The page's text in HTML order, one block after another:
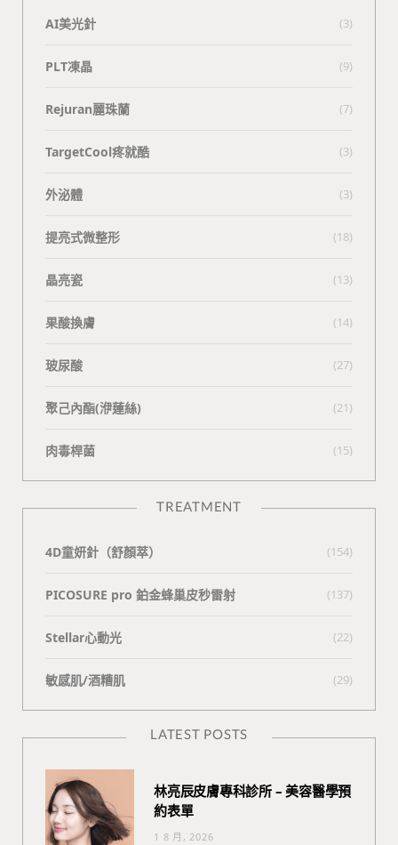
AI美光針 (3)
PLT凍晶 (9)
Rejuran麗珠蘭 (7)
TargetCool疼就酷 (3)
外泌體 (3)
提亮式微整形 (18)
晶亮瓷 (13)
果酸換膚 (14)
玻尿酸 (27)
聚己內酯(洢蓮絲) (21)
肉毒桿菌 (15)
TREATMENT
4D童妍針（舒顏萃） (154)
PICOSURE pro 鉑金蜂巢皮秒雷射 (137)
Stellar心動光 (22)
敏感肌/酒糟肌 (29)
LATEST POSTS
林亮辰皮膚專科診所 – 美容醫學預
約表單
1 8 月, 2026